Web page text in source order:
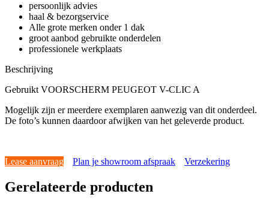
persoonlijk advies
haal & bezorgservice
Alle grote merken onder 1 dak
groot aanbod gebruikte onderdelen
professionele werkplaats
Beschrijving
Gebruikt VOORSCHERM PEUGEOT V-CLIC A
Mogelijk zijn er meerdere exemplaren aanwezig van dit onderdeel.
De foto’s kunnen daardoor afwijken van het geleverde product.
Lease aanvraag Plan je showroom afspraak Verzekering
Gerelateerde producten